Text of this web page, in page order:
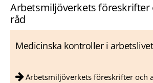
Arbetsmiljöverkets föreskrifter
råd
Medicinska kontroller i arbetslivet
Arbetsmiljöverkets föreskrifter och